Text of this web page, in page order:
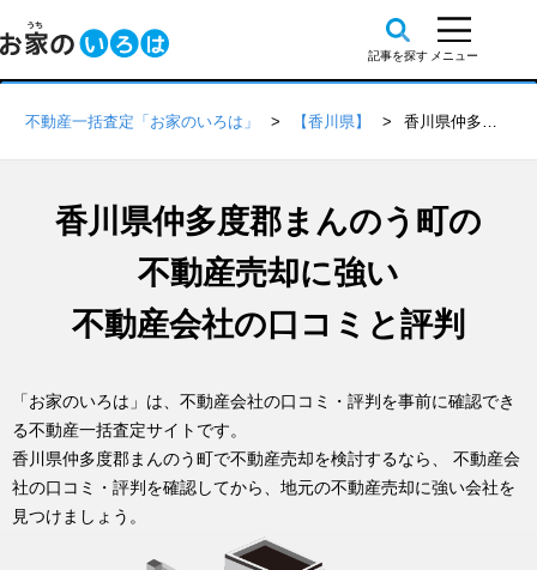
不動産一括査定「お家のいろは」 【香川県】 香川県仲多度郡まんのう町の不動産会社 口コミ・評判一覧
香川県仲多度郡まんのう町の
不動産売却に強い
不動産会社の口コミと評判
「お家のいろは」は、不動産会社の口コミ・評判を事前に確認でき
る不動産一括査定サイトです。
香川県仲多度郡まんのう町で不動産売却を検討するなら、 不動産会
社の口コミ・評判を確認してから、地元の不動産売却に強い会社を
見つけましょう。